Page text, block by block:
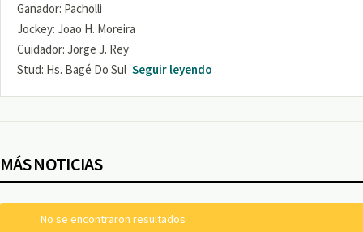
Ganador: Pacholli
Jockey: Joao H. Moreira
Cuidador: Jorge J. Rey
Stud: Hs. Bagé Do Sul Seguir leyendo
MÁS NOTICIAS
No se encontraron resultados